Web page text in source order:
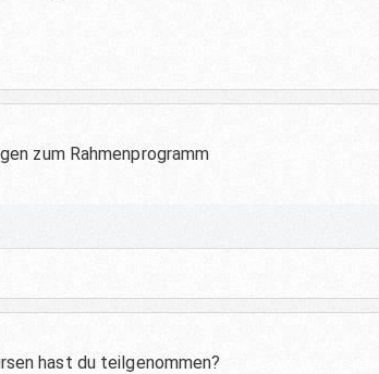
zum Rahmenprogramm
hast du teilgenommen?